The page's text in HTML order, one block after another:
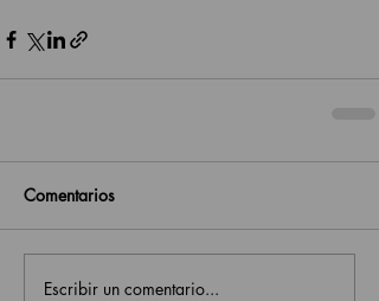
Comentarios
Escribir un comentario...